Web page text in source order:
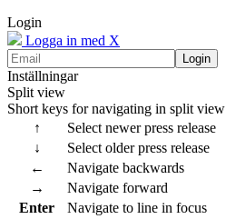
Login
Logga in med X
Login
Inställningar
Split view
Short keys for navigating in split view
↑
Select newer press release
↓
Select older press release
←
Navigate backwards
→
Navigate forward
Enter
Navigate to line in focus